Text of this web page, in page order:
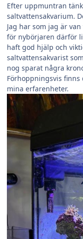
Efter uppmuntran
saltvattensakvarium.
Jag har som jag är
för nybörjaren därför
haft god hjälp och
saltvattensakvarist
nog sparat några
Förhoppningsvis
mina erfarenheter.